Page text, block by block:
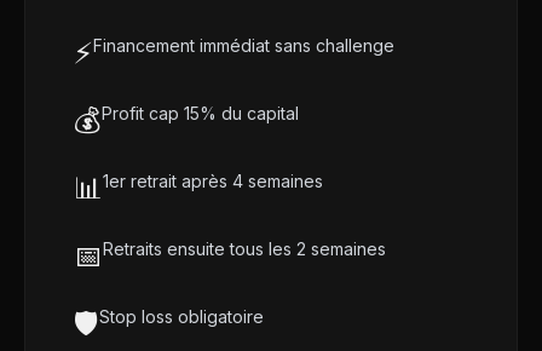
⚡Financement immédiat sans challenge
💰Profit cap 15% du capital
📊1er retrait après 4 semaines
📅Retraits ensuite tous les 2 semaines
🛡️Stop loss obligatoire